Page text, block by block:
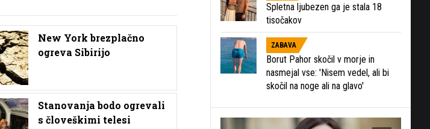
New York brezplačno
ogreva Sibirijo
Stanovanja bodo ogrevali
s človeškimi telesi
Spletna ljubezen ga je stala 18
tisočakov
ZABAVA
Borut Pahor skočil v morje in
nasmejal vse: 'Nisem vedel, ali bi
skočil na noge ali na glavo'